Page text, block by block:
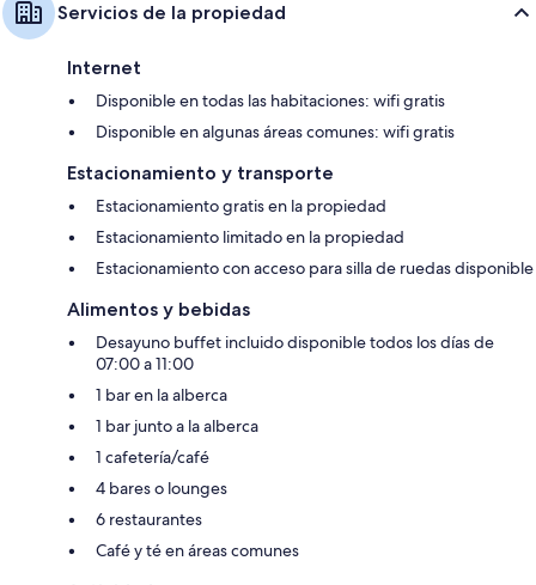
Servicios de la propiedad
Internet
Disponible en todas las habitaciones: wifi gratis
Disponible en algunas áreas comunes: wifi gratis
Estacionamiento y transporte
Estacionamiento gratis en la propiedad
Estacionamiento limitado en la propiedad
Estacionamiento con acceso para silla de ruedas disponible
Alimentos y bebidas
Desayuno buffet incluido disponible todos los días de
07:00 a 11:00
1 bar en la alberca
1 bar junto a la alberca
1 cafetería/café
4 bares o lounges
6 restaurantes
Café y té en áreas comunes